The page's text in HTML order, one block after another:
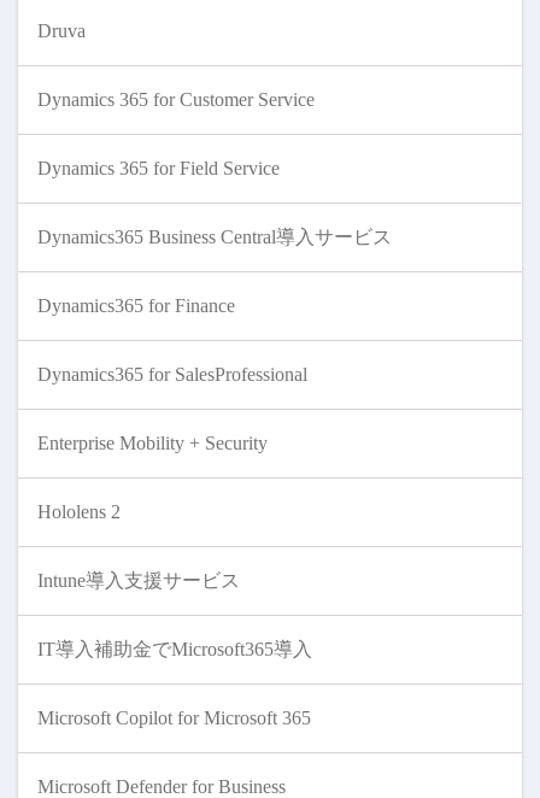
Druva
Dynamics 365 for Customer Service
Dynamics 365 for Field Service
Dynamics365 Business Central導入サービス
Dynamics365 for Finance
Dynamics365 for SalesProfessional
Enterprise Mobility + Security
Hololens 2
Intune導入支援サービス
IT導入補助金でMicrosoft365導入
Microsoft Copilot for Microsoft 365
Microsoft Defender for Business